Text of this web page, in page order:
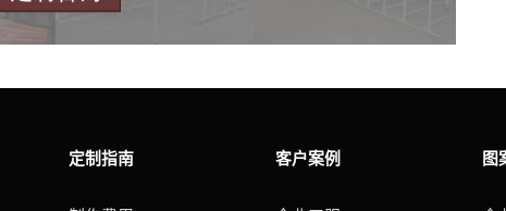
定制指南 客户案例 图